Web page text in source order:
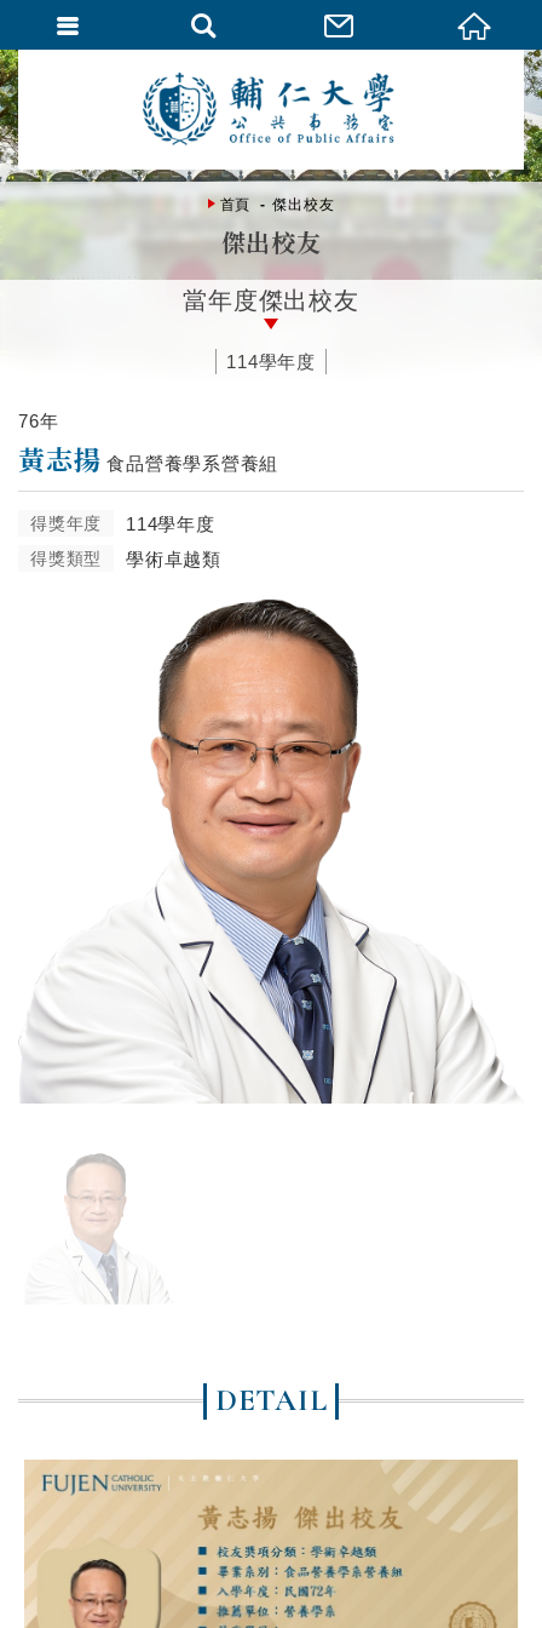
首頁 傑出校友
傑出校友
當年度傑出校友
114學年度
76年
黃志揚 食品營養學系營養組
得獎年度 114學年度
得獎類型 學術卓越類
DETAIL